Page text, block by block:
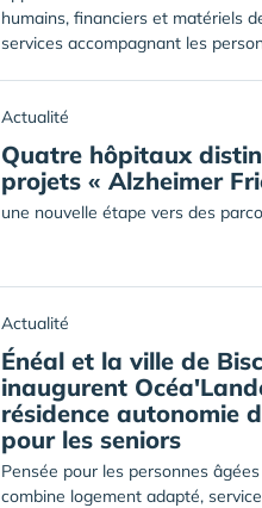
humains, financiers et matériels
services accompagnant les
Actualité
Quatre hôpitaux
projets « Alzheimer
une nouvelle étape vers des
Actualité
Énéal et la ville de
inaugurent
résidence autonomie
pour les seniors
Pensée pour les personnes
combine logement adapté,